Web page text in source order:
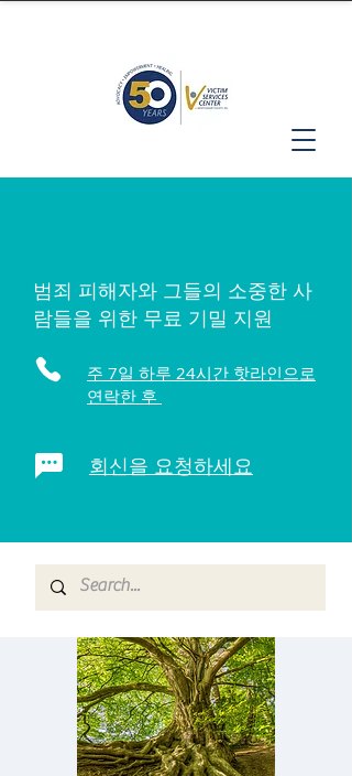
범죄 피해자와 그들의 소중한 사
람들을 위한 무료 기밀 지원
주 7일 하루 24시간 핫라인으로
연락한 후
회신을 요청하세요